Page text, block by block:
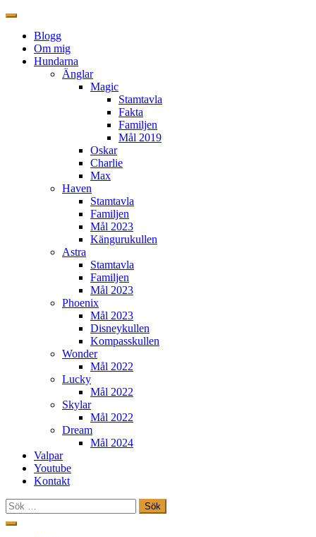
Blogg
Om mig
Hundarna
Änglar
Magic
Stamtavla
Fakta
Familjen
Mål 2019
Oskar
Charlie
Max
Haven
Stamtavla
Familjen
Mål 2023
Kängurukullen
Astra
Stamtavla
Familjen
Mål 2023
Phoenix
Mål 2023
Disneykullen
Kompasskullen
Wonder
Mål 2022
Lucky
Mål 2022
Skylar
Mål 2022
Dream
Mål 2024
Valpar
Youtube
Kontakt
Sök
efter:
Hoppa